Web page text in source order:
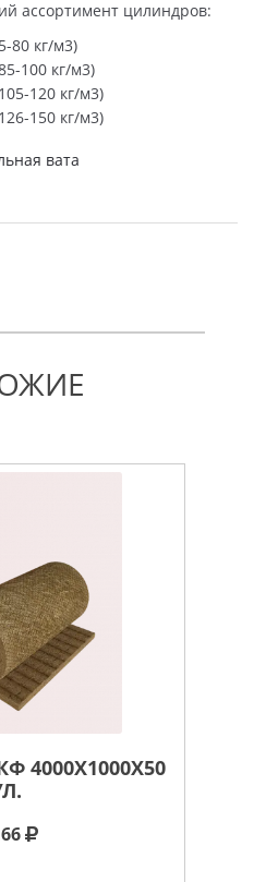
ассортимент цилиндров:
80 кг/м3)
100 кг/м3)
120 кг/м3)
150 кг/м3)
вата
4000X1000X50